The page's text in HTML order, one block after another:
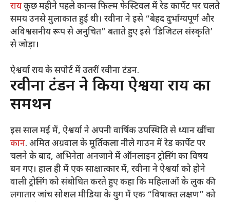
रायकुछ महीने पहले कान्स फिल्म फेस्टिवल में रेड कार्पेट पर चलते
समय उनसे मुलाकात हुई थी। रवीना ने इसे “बेहद दुर्भाग्यपूर्ण और
अविश्वसनीय रूप से अनुचित” बताते हुए इसे ‘डिजिटल संस्कृति’
से जोड़ा।
ऐश्वर्या राय के सपोर्ट में उतरीं रवीना टंडन.
रवीना टंडन ने किया ऐश्वर्या राय का
समर्थन
इस साल मई में, ऐश्वर्या ने अपनी वार्षिक उपस्थिति से ध्यान खींचा
कान. अमित अग्रवाल के मूर्तिकला नीले गाउन में रेड कार्पेट पर
चलने के बाद, अभिनेता अनजाने में ऑनलाइन ट्रोलिंग का विषय
बन गए। हाल ही में एक साक्षात्कार में, रवीना ने ऐश्वर्या को होने
वाली ट्रोलिंग को संबोधित करते हुए कहा कि महिलाओं के लुक की
लगातार जांच सोशल मीडिया के युग में एक “विषाक्त लक्षण” को